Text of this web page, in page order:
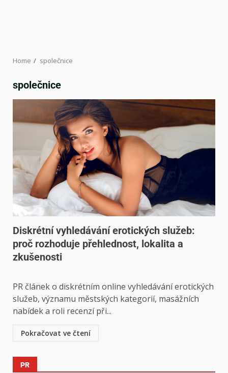
Home společnice
společnice
Diskrétní vyhledávání erotických služeb:
proč rozhoduje přehlednost, lokalita a
zkušenosti
PR článek o diskrétním online vyhledávání erotických
služeb, významu městských kategorií, masážních
nabídek a roli recenzí při...
Pokračovat ve čtení
PR